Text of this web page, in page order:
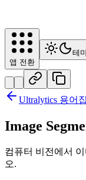
앱 전환
테
Ultralytics 용어
Image
컴퓨터 비전에서
오.